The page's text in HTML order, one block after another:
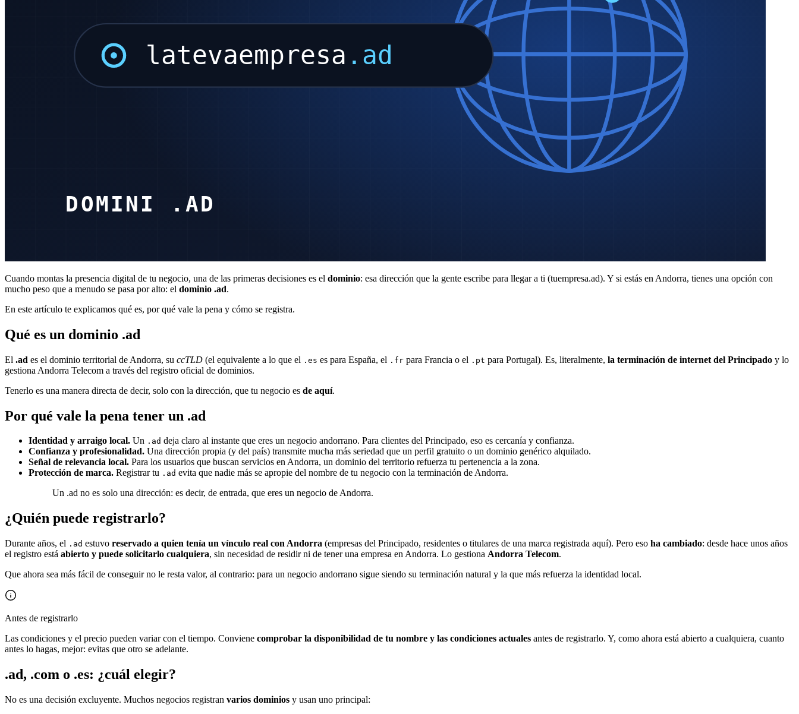
Cuando montas la presencia digital de tu negocio, una de las primeras decisiones es el dominio: esa dirección que la gente escribe para llegar a ti (tuempresa.ad). Y si estás en Andorra, tienes una opción con
mucho peso que a menudo se pasa por alto: el dominio .ad.
En este artículo te explicamos qué es, por qué vale la pena y cómo se registra.
Qué es un dominio .ad
El .ad es el dominio territorial de Andorra, su ccTLD (el equivalente a lo que el .es es para España, el .fr para Francia o el .pt para Portugal). Es, literalmente, la terminación de internet del Principado y lo
gestiona Andorra Telecom a través del registro oficial de dominios.
Tenerlo es una manera directa de decir, solo con la dirección, que tu negocio es de aquí.
Por qué vale la pena tener un .ad
Identidad y arraigo local. Un .ad deja claro al instante que eres un negocio andorrano. Para clientes del Principado, eso es cercanía y confianza.
Confianza y profesionalidad. Una dirección propia (y del país) transmite mucha más seriedad que un perfil gratuito o un dominio genérico alquilado.
Señal de relevancia local. Para los usuarios que buscan servicios en Andorra, un dominio del territorio refuerza tu pertenencia a la zona.
Protección de marca. Registrar tu .ad evita que nadie más se apropie del nombre de tu negocio con la terminación de Andorra.
Un .ad no es solo una dirección: es decir, de entrada, que eres un negocio de Andorra.
¿Quién puede registrarlo?
Durante años, el .ad estuvo reservado a quien tenía un vínculo real con Andorra (empresas del Principado, residentes o titulares de una marca registrada aquí). Pero eso ha cambiado: desde hace unos años
el registro está abierto y puede solicitarlo cualquiera, sin necesidad de residir ni de tener una empresa en Andorra. Lo gestiona Andorra Telecom.
Que ahora sea más fácil de conseguir no le resta valor, al contrario: para un negocio andorrano sigue siendo su terminación natural y la que más refuerza la identidad local.
Antes de registrarlo
Las condiciones y el precio pueden variar con el tiempo. Conviene comprobar la disponibilidad de tu nombre y las condiciones actuales antes de registrarlo. Y, como ahora está abierto a cualquiera, cuanto
antes lo hagas, mejor: evitas que otro se adelante.
.ad, .com o .es: ¿cuál elegir?
No es una decisión excluyente. Muchos negocios registran varios dominios y usan uno principal: